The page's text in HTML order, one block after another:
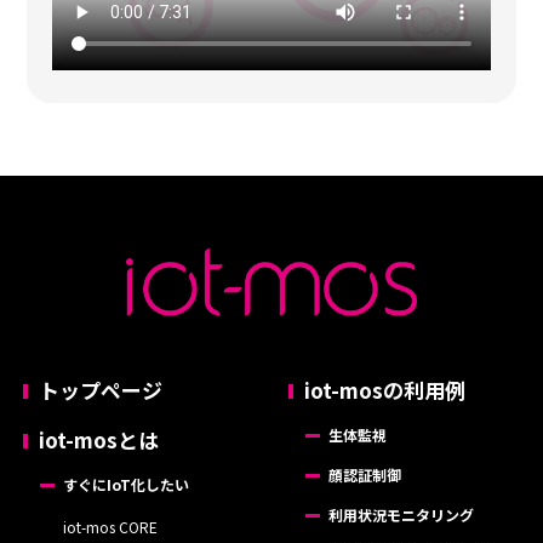
トップページ
iot-mosとは
すぐにIoT化したい
iot-mos CORE
iot-mosの利用例
生体監視
顔認証制御
利用状況モニタリング